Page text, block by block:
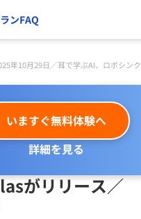
ンFAQ
年10月29日／耳で学ぶAI、ロボシンク
いますぐ無料体験へ
詳細を見る
がリリース／